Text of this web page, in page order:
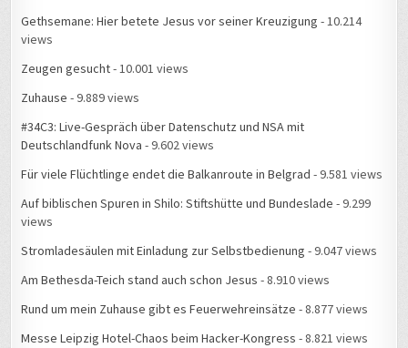
Gethsemane: Hier betete Jesus vor seiner Kreuzigung - 10.214
views
Zeugen gesucht- 10.001 views
Zuhause - 9.889 views
#34C3: Live-Gespräch über Datenschutz und NSA mit
Deutschlandfunk Nova - 9.602 views
Für viele Flüchtlinge endet die Balkanroute in Belgrad - 9.581 views
Auf biblischen Spuren in Shilo: Stiftshütte und Bundeslade - 9.299
views
Stromladesäulen mit Einladung zur Selbstbedienung - 9.047 views
Am Bethesda-Teich stand auch schon Jesus - 8.910 views
Rund um mein Zuhause gibt es Feuerwehreinsätze - 8.877 views
Messe Leipzig Hotel-Chaos beim Hacker-Kongress - 8.821 views